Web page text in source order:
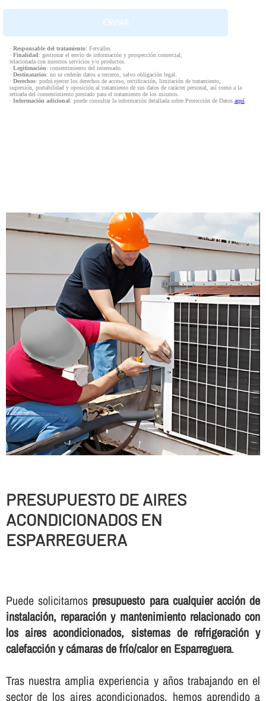
· Responsable del tratamiento: Fervalles
· Finalidad: gestionar el envío de información y prospección comercial,
relacionada con nuestros servicios y/o productos.
· Legitimación: consentimiento del interesado.
· Destinatarios: no se cederán datos a terceros, salvo obligación legal.
· Derechos: podrá ejercer los derechos de acceso, rectificación, limitación de tratamiento,
supresión, portabilidad y oposición al tratamiento de sus datos de carácter personal, así como a la
retirada del consentimiento prestado para el tratamiento de los mismos.
· Información adicional: puede consultar la información detallada sobre Protección de Datos aquí.
PRESUPUESTO DE AIRES
ACONDICIONADOS EN
ESPARREGUERA
Puede solicitarnos presupuesto para cualquier acción de
instalación, reparación y mantenimiento relacionado con
los aires acondicionados, sistemas de refrigeración y
calefacción y cámaras de frí­o/calor en Esparreguera.
Tras nuestra amplia experiencia y años trabajando en el
sector de los aires acondicionados, hemos aprendido a